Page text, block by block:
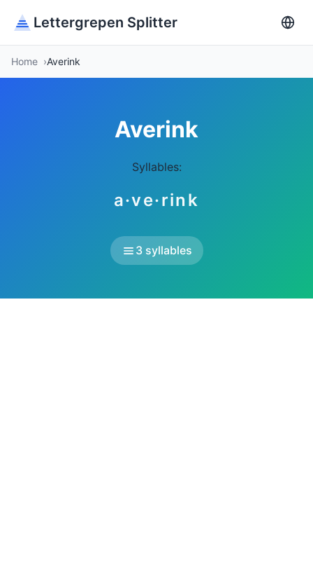
Lettergrepen Splitter
Home Averink
Averink
Syllables:
a·ve·rink
3 syllables